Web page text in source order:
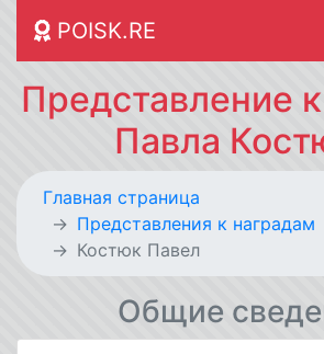
POISK.RE
Представление
Павла
Главная страница
Представления к наградам
Костюк Павел
Общие